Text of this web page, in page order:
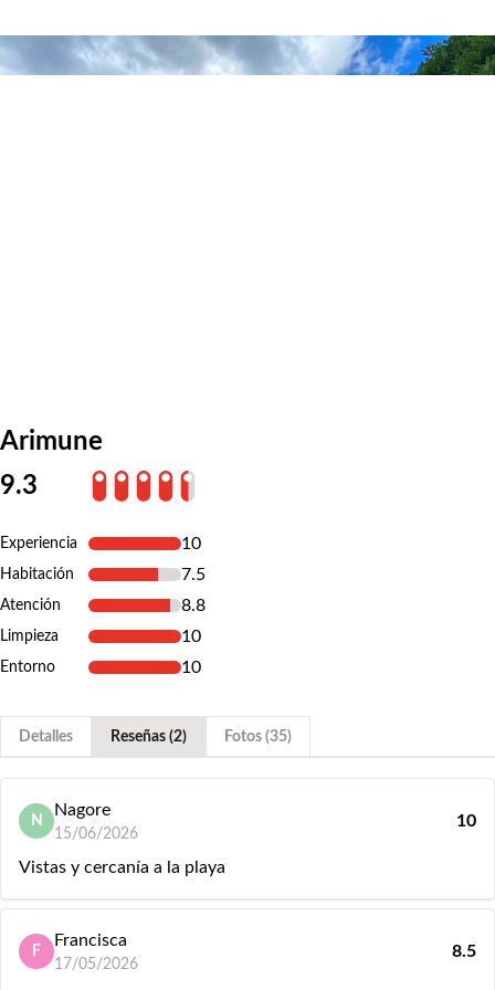
Arimune
9.3
Experiencia 10
Habitación 7.5
Atención 8.8
Limpieza 10
Entorno 10
Detalles Reseñas (2) Fotos (35)
N
Nagore
15/06/2026
10
Vistas y cercanía a la playa
F
Francisca
17/05/2026
8.5